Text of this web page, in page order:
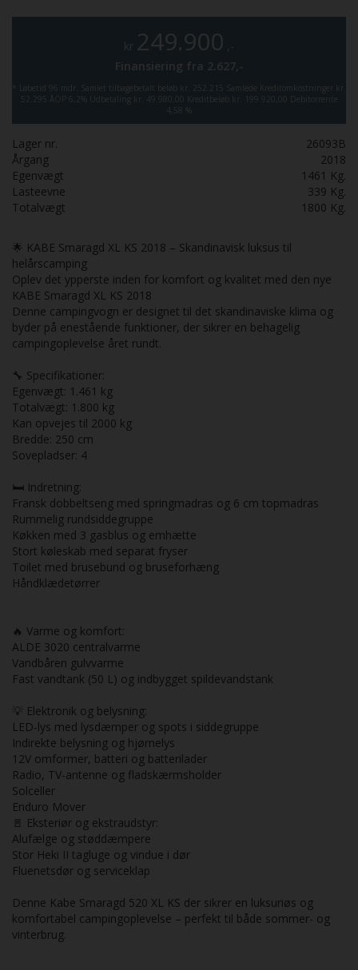
kr 249.900 ,-
Finansiering fra 2.627,-
* Løbetid 96 mdr. Samlet tilbagebetalt beløb kr. 252.215 Samlede Kreditomkostninger kr.
52.295 ÅOP 6,2% Udbetaling kr. 49.980,00 Kreditbeløb kr. 199.920,00
Debitorrente
4,58 %
Lager nr.
26093B
Årgang
2018
Egenvægt
1461 Kg.
Lasteevne
339 Kg.
Totalvægt
1800 Kg.
🌟 KABE Smaragd XL KS 2018 – Skandinavisk luksus til
helårscamping
Oplev det ypperste inden for komfort og kvalitet med den nye
KABE Smaragd XL KS 2018
Denne campingvogn er designet til det skandinaviske klima og
byder på enestående funktioner, der sikrer en behagelig
campingoplevelse året rundt.
🔧 Specifikationer:
Egenvægt: 1.461 kg
Totalvægt: 1.800 kg
Kan opvejes til 2000 kg
Bredde: 250 cm
Sovepladser: 4
🛏️ Indretning:
Fransk dobbeltseng med springmadras og 6 cm topmadras
Rummelig rundsiddegruppe
Køkken med 3 gasblus og emhætte
Stort køleskab med separat fryser
Toilet med brusebund og bruseforhæng
Håndklædetørrer
🔥 Varme og komfort:
ALDE 3020 centralvarme
Vandbåren gulvvarme
Fast vandtank (50 L) og indbygget spildevandstank
💡 Elektronik og belysning:
LED-lys med lysdæmper og spots i siddegruppe
Indirekte belysning og hjørnelys
12V omformer, batteri og batterilader
Radio, TV-antenne og fladskærmsholder
Solceller
Enduro Mover
🚪 Eksteriør og ekstraudstyr:
Alufælge og støddæmpere
Stor Heki II tagluge og vindue i dør
Fluenetsdør og serviceklap
Denne Kabe Smaragd 520 XL KS der sikrer en luksuriøs og
komfortabel campingoplevelse – perfekt til både sommer- og
vinterbrug.